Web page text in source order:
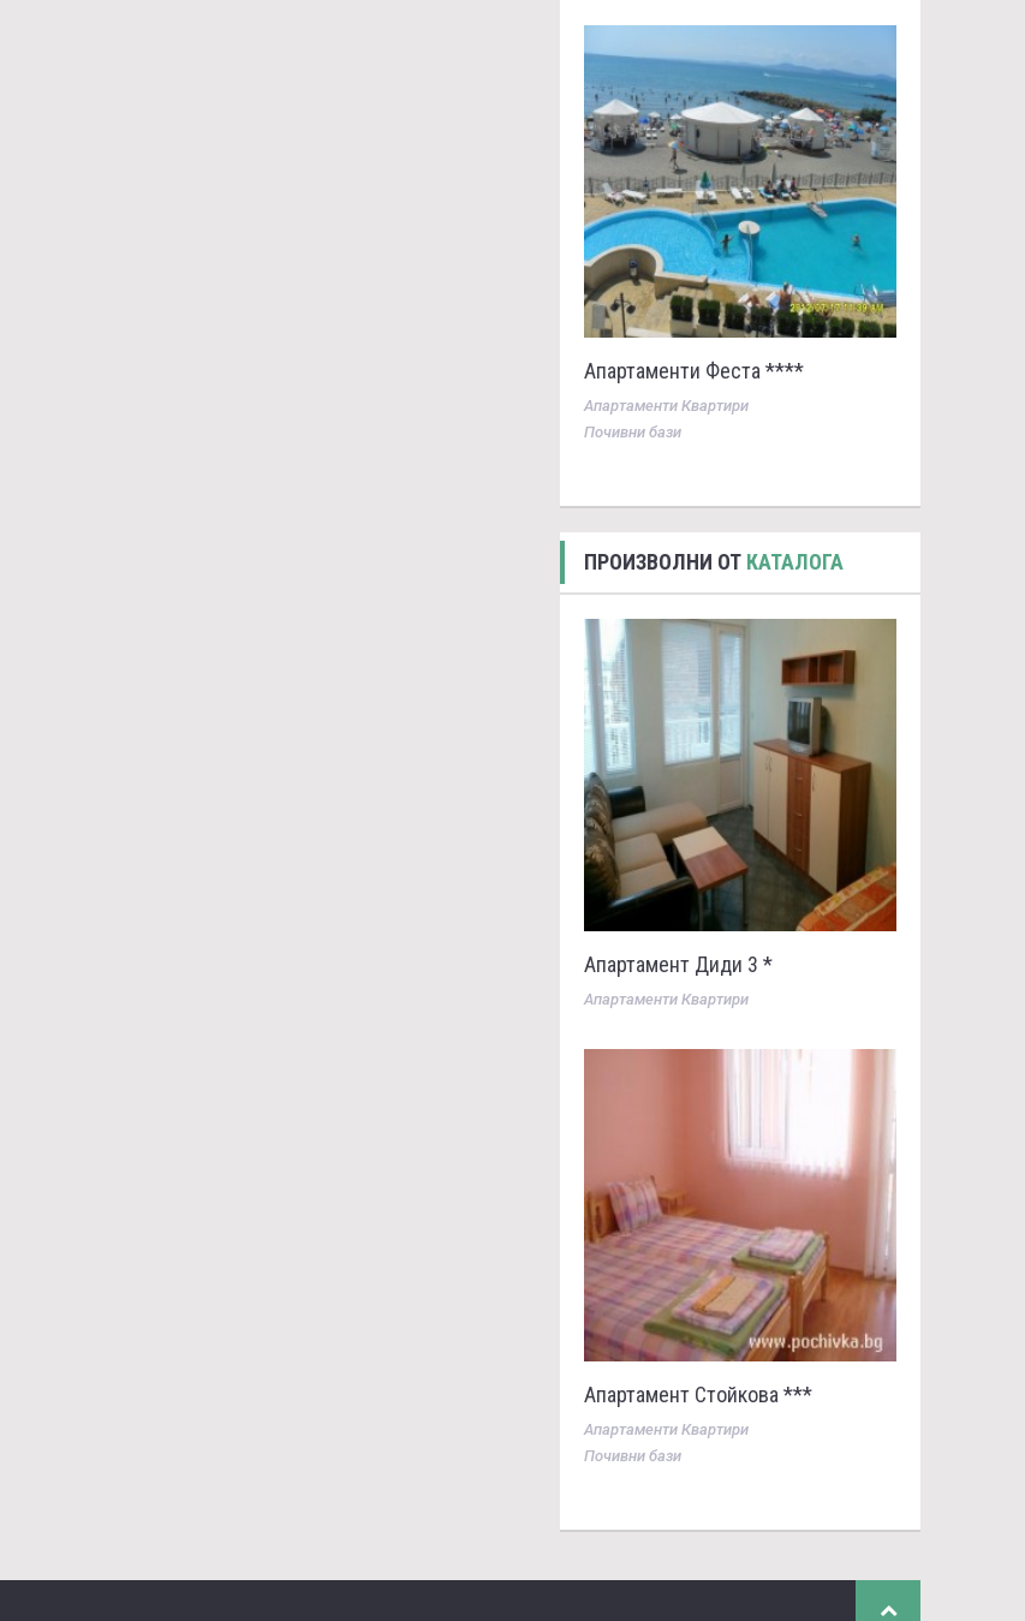
Апартаменти Феста ****
Апартаменти Квартири
Почивни бази
ПРОИЗВОЛНИ ОТ КАТАЛОГА
Апартамент Диди 3 *
Апартаменти Квартири
Апартамент Стойкова ***
Апартаменти Квартири
Почивни бази